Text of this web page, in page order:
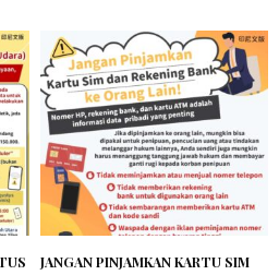
JANGAN PINJAMKAN KARTU SIM